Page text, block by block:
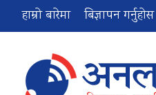
हाम्रो बारेमा बिज्ञापन गर्नुहोस